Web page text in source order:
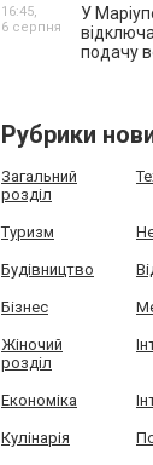
У
подачу
16:45,
6 серпня
Рубрики
Загальний
розділ
Туризм
Будівництво
Бізнес
Жіночий
розділ
Економіка
Кулінарія